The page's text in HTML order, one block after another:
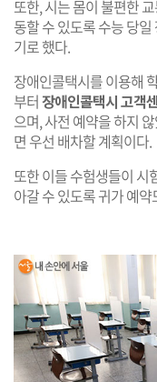
또한, 시는 몸이 불편한
동할 수 있도록 수능 당
기로 했다.
장애인콜택시를 이용해
부터 장애인콜택시 고객
으며, 사전 예약을 하지
면 우선 배차할 계획이다.
또한 이들 수험생들이 시
아갈 수 있도록 귀가 예